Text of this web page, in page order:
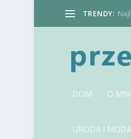
TRENDY:
DOM O
URODA I MODA